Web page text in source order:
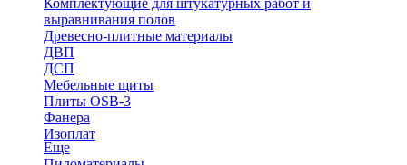
Комплектующие для штукатурных работ и
выравнивания полов
Древесно-плитные материалы
ДВП
ДСП
Мебельные щиты
Плиты OSB-3
Фанера
Изоплат
Еще